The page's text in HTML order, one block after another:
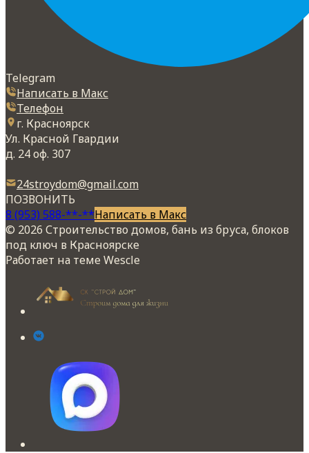
Telegram
Написать в Макс
Телефон
г. Красноярск
Ул. Красной Гвардии
д. 24 оф. 307
24stroydom@gmail.com
ПОЗВОНИТЬ
8 (953) 588-**-**Написать в Макс
© 2026 Строительство домов, бань из бруса, блоков
под ключ в Красноярске
Работает на теме Wescle